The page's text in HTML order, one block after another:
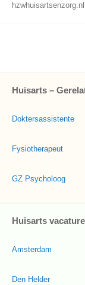
hzwhuisartsenzorg.nl
Huisarts –
Doktersassistente
Fysiotherapeut
GZ Psycholoog
Huisarts
Amsterdam
Den Helder